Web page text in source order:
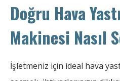
Doğru Hava
Makinesi Nasıl
İşletmeniz için ideal hava